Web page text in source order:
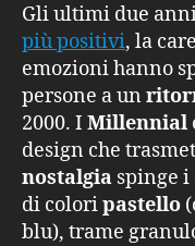
Gli ultimi due
più positivi, la
emozioni hanno
persone a un
2000. I Millennial
design che
nostalgia spinge
di coloripastello
blu), trame